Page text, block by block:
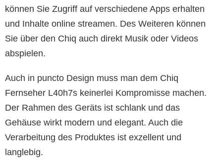
können Sie Zugriff auf verschiedene Apps erhalten
und Inhalte online streamen. Des Weiteren können
Sie über den Chiq auch direkt Musik oder Videos
abspielen.
Auch in puncto Design muss man dem Chiq
Fernseher L40h7s keinerlei Kompromisse machen.
Der Rahmen des Geräts ist schlank und das
Gehäuse wirkt modern und elegant. Auch die
Verarbeitung des Produktes ist exzellent und
langlebig.